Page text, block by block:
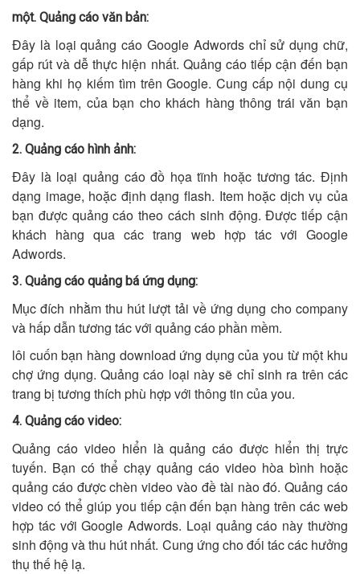
một. Quảng cáo văn bản:
Đây là loại quảng cáo Google Adwords chỉ sử dụng chữ,
gấp rút và dễ thực hiện nhất. Quảng cáo tiếp cận đến bạn
hàng khi họ kiếm tìm trên Google. Cung cấp nội dung cụ
thể về item, của bạn cho khách hàng thông trái văn bạn
dạng.
2. Quảng cáo hình ảnh:
Đây là loại quảng cáo đồ họa tĩnh hoặc tương tác. Định
dạng image, hoặc định dạng flash. Item hoặc dịch vụ của
bạn được quảng cáo theo cách sinh động. Được tiếp cận
khách hàng qua các trang web hợp tác với Google
Adwords.
3. Quảng cáo quảng bá ứng dụng:
Mục đích nhằm thu hút lượt tải về ứng dụng cho company
và hấp dẫn tương tác với quảng cáo phần mềm.
lôi cuốn bạn hàng download ứng dụng của you từ một khu
chợ ứng dụng. Quảng cáo loại này sẽ chỉ sinh ra trên các
trang bị tương thích phù hợp với thông tin của you.
4. Quảng cáo video:
Quảng cáo video hiển là quảng cáo được hiển thị trực
tuyến. Bạn có thể chạy quảng cáo video hòa bình hoặc
quảng cáo được chèn video vào đề tài nào đó. Quảng cáo
video có thể giúp you tiếp cận đến bạn hàng trên các web
hợp tác với Google Adwords. Loại quảng cáo này thường
sinh động và thu hút nhất. Cung ứng cho đối tác các hưởng
thụ thế hệ lạ.